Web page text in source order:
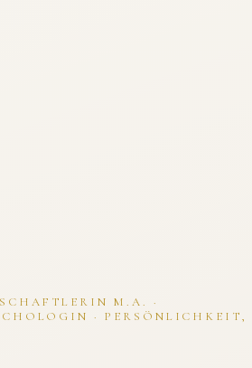
M.A. ·
· PERSÖNLICHKEIT,